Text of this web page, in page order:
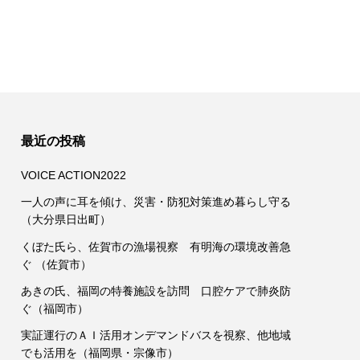
最近の投稿
VOICE ACTION2022
一人の声に耳を傾け、災害・防犯対策進め暮らし守る
（大分県日出町）
くぼた氏ら、佐賀市の漁場視察 有明海の環境改善急
ぐ （佐賀市）
あきの氏、福岡の特養施設を訪問 口腔ケアで肺炎防
ぐ（福岡市）
実証運行のＡＩ活用オンデマンドバスを視察、他地域
でも活用を（福岡県・宗像市）